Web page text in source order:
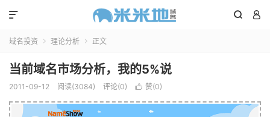
 

域名投资  理论分析  正文
当前域名市场分析，我的5%说
2011-09-12 阅读(3084) 评论(0)  赞(0)